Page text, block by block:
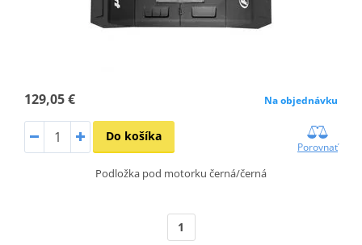
129,05 € Na objednávku
Do košíka
Porovnať
Podložka pod motorku černá/černá
1